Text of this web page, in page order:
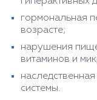
гормональная
возрасте;
нарушения
витаминов и
системы.